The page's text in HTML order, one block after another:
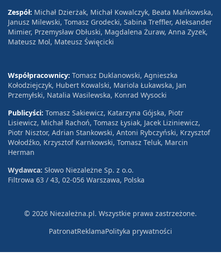
Zespół: Michał Dzierżak, Michał Kowalczyk, Beata Mańkowska,
Janusz Milewski, Tomasz Grodecki, Sabina Treffler, Aleksander
Mimier, Przemysław Obłuski, Magdalena Żuraw, Anna Zyzek,
Mateusz Mol, Mateusz Święcicki
Współpracownicy: Tomasz Duklanowski, Agnieszka
Kołodziejczyk, Hubert Kowalski, Mariola Łukawska, Jan
Przemyłski, Natalia Wasilewska, Konrad Wysocki
Publicyści: Tomasz Sakiewicz, Katarzyna Gójska, Piotr
Lisiewicz, Michał Rachoń, Tomasz Łysiak, Jacek Liziniewicz,
Piotr Nisztor, Adrian Stankowski, Antoni Rybczyński, Krzysztof
Wołodźko, Krzysztof Karnkowski, Tomasz Teluk, Marcin
Herman
Wydawca: Słowo Niezależne Sp. z o.o.
Filtrowa 63 / 43, 02-056 Warszawa, Polska
© 2026 Niezależna.pl. Wszystkie prawa zastrzeżone.
PatronatReklamaPolityka prywatności